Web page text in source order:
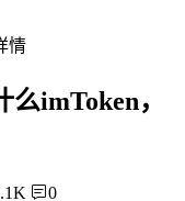
情
imToken，
0